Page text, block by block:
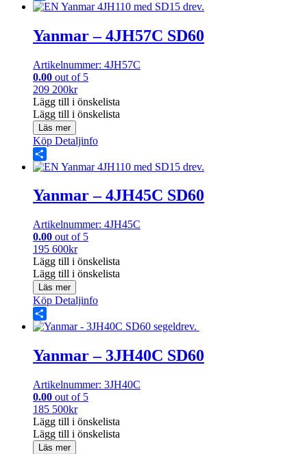
Share
Yanmar – 4JH57C SD60
Artikelnummer: 4JH57C
0.00 out of 5
209 200kr
Lägg till i önskelista
Lägg till i önskelista
Läs mer
Köp Detaljinfo
Share
Yanmar – 4JH45C SD60
Artikelnummer: 4JH45C
0.00 out of 5
195 600kr
Lägg till i önskelista
Lägg till i önskelista
Läs mer
Köp Detaljinfo
Share
Yanmar – 3JH40C SD60
Artikelnummer: 3JH40C
0.00 out of 5
185 500kr
Lägg till i önskelista
Lägg till i önskelista
Läs mer